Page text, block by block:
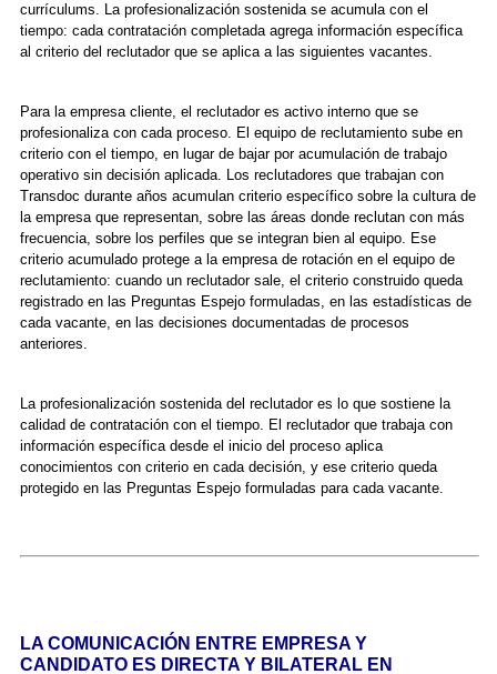
currículums. La profesionalización sostenida se acumula con el
tiempo: cada contratación completada agrega información específica
al criterio del reclutador que se aplica a las siguientes vacantes.
Para la empresa cliente, el reclutador es activo interno que se
profesionaliza con cada proceso. El equipo de reclutamiento sube en
criterio con el tiempo, en lugar de bajar por acumulación de trabajo
operativo sin decisión aplicada. Los reclutadores que trabajan con
Transdoc durante años acumulan criterio específico sobre la cultura de
la empresa que representan, sobre las áreas donde reclutan con más
frecuencia, sobre los perfiles que se integran bien al equipo. Ese
criterio acumulado protege a la empresa de rotación en el equipo de
reclutamiento: cuando un reclutador sale, el criterio construido queda
registrado en las Preguntas Espejo formuladas, en las estadísticas de
cada vacante, en las decisiones documentadas de procesos
anteriores.
La profesionalización sostenida del reclutador es lo que sostiene la
calidad de contratación con el tiempo. El reclutador que trabaja con
información específica desde el inicio del proceso aplica
conocimientos con criterio en cada decisión, y ese criterio queda
protegido en las Preguntas Espejo formuladas para cada vacante.
LA COMUNICACIÓN ENTRE EMPRESA Y
CANDIDATO ES DIRECTA Y BILATERAL EN